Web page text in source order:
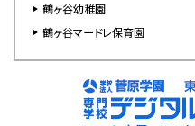
鶴ヶ谷幼稚園
鶴ヶ谷マードレ保育園